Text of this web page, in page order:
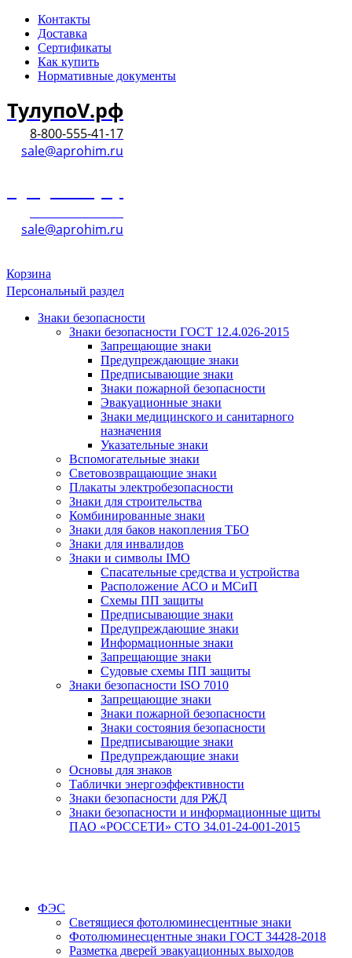
Контакты
Доставка
Сертификаты
Как купить
Нормативные документы
ТулупоV.рф
8-800-555-41-17
sale@aprohim.ru
sale@aprohim.ru
Корзина
Персональный раздел
Знаки безопасности
Знаки безопасности ГОСТ 12.4.026-2015
Запрещающие знаки
Предупреждающие знаки
Предписывающие знаки
Знаки пожарной безопасности
Эвакуационные знаки
Знаки медицинского и санитарного
назначения
Указательные знаки
Вспомогательные знаки
Световозвращающие знаки
Плакаты электробезопасности
Знаки для строительства
Комбинированные знаки
Знаки для баков накопления ТБО
Знаки для инвалидов
Знаки и символы IMO
Спасательные средства и устройства
Расположение АСО и МСиП
Схемы ПП защиты
Предписывающие знаки
Предупреждающие знаки
Информационные знаки
Запрещающие знаки
Судовые схемы ПП защиты
Знаки безопасности ISO 7010
Запрещающие знаки
Знаки пожарной безопасности
Знаки состояния безопасности
Предписывающие знаки
Предупреждающие знаки
Основы для знаков
Таблички энергоэффективности
Знаки безопасности для РЖД
Знаки безопасности и информационные щиты
ПАО «РОССЕТИ» СТО 34.01-24-001-2015
ФЭС
Светящиеся фотолюминесцентные знаки
Фотолюминесцентные знаки ГОСТ 34428-2018
Разметка дверей эвакуационных выходов